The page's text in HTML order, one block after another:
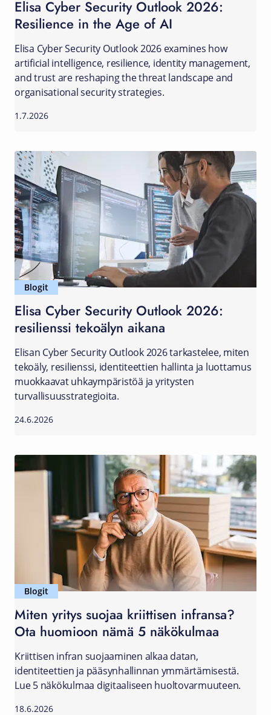
Elisa Cyber Security Outlook 2026:
Resilience in the Age of AI
Elisa Cyber Security Outlook 2026 examines how
artificial intelligence, resilience, identity management,
and trust are reshaping the threat landscape and
organisational security strategies.
1.7.2026
Blogit
Elisa Cyber Security Outlook 2026:
resilienssi tekoälyn aikana
Elisan Cyber Security Outlook 2026 tarkastelee, miten
tekoäly, resilienssi, identiteettien hallinta ja luottamus
muokkaavat uhkaympäristöä ja yritysten
turvallisuusstrategioita.
24.6.2026
Blogit
Miten yritys suojaa kriittisen infransa?
Ota huomioon nämä 5 näkökulmaa
Kriittisen infran suojaaminen alkaa datan,
identiteettien ja pääsynhallinnan ymmärtämisestä.
Lue 5 näkökulmaa digitaaliseen huoltovarmuuteen.
18.6.2026